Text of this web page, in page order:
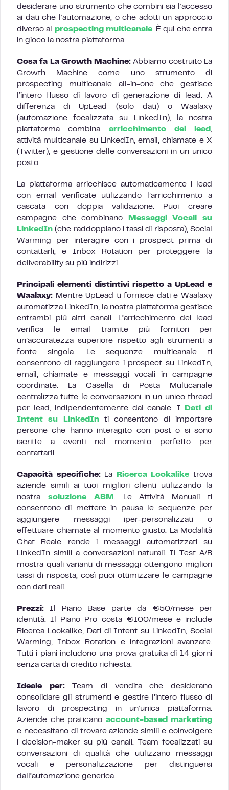
desiderare uno strumento che combini sia l’accesso
ai dati che l’automazione, o che adotti un approccio
diverso al prospecting multicanale. È qui che entra
in gioco la nostra piattaforma.
Cosa fa La Growth Machine: Abbiamo costruito La
Growth Machine come uno strumento di
prospecting multicanale all-in-one che gestisce
l’intero flusso di lavoro di generazione di lead. A
differenza di UpLead (solo dati) o Waalaxy
(automazione focalizzata su LinkedIn), la nostra
piattaforma combina arricchimento dei lead ,
attività multicanale su LinkedIn, email, chiamate e X
(Twitter), e gestione delle conversazioni in un unico
posto.
La piattaforma arricchisce automaticamente i lead
con email verificate utilizzando l’arricchimento a
cascata con doppia validazione. Puoi creare
campagne che combinano
Messaggi Vocali su
LinkedIn (che raddoppiano i tassi di risposta), Social
Warming per interagire con i prospect prima di
contattarli, e Inbox Rotation per proteggere la
deliverability su più indirizzi.
Principali elementi distintivi rispetto a UpLead e
Waalaxy: Mentre UpLead ti fornisce dati e Waalaxy
automatizza LinkedIn, la nostra piattaforma gestisce
entrambi più altri canali. L’arricchimento dei lead
verifica le email tramite più fornitori per
un’accuratezza superiore rispetto agli strumenti a
fonte singola. Le sequenze multicanale ti
consentono di raggiungere i prospect su LinkedIn,
email, chiamate e messaggi vocali in campagne
coordinate. La Casella di Posta Multicanale
centralizza tutte le conversazioni in un unico thread
per lead, indipendentemente dal canale. I
Dati di
Intent su LinkedInti consentono di importare
persone che hanno interagito con post o si sono
iscritte a eventi nel momento perfetto per
contattarli.
Capacità specifiche:La Ricerca Lookalike trova
aziende simili ai tuoi migliori clienti utilizzando la
nostra soluzione ABM . Le Attività Manuali ti
consentono di mettere in pausa le sequenze per
aggiungere messaggi iper-personalizzati o
effettuare chiamate al momento giusto. La Modalità
Chat Reale rende i messaggi automatizzati su
LinkedIn simili a conversazioni naturali. Il Test A/B
mostra quali varianti di messaggi ottengono migliori
tassi di risposta, così puoi ottimizzare le campagne
con dati reali.
Prezzi: Il Piano Base parte da €50/mese per
identità. Il Piano Pro costa €100/mese e include
Ricerca Lookalike, Dati di Intent su LinkedIn, Social
Warming, Inbox Rotation e integrazioni avanzate.
Tutti i piani includono una prova gratuita di 14 giorni
senza carta di credito richiesta.
Ideale per:Team di vendita che desiderano
consolidare gli strumenti e gestire l’intero flusso di
lavoro di prospecting in un’unica piattaforma.
Aziende che praticano account-based marketing
e necessitano di trovare aziende simili e coinvolgere
i decision-maker su più canali. Team focalizzati su
conversazioni di qualità che utilizzano messaggi
vocali e personalizzazione per distinguersi
dall’automazione generica.